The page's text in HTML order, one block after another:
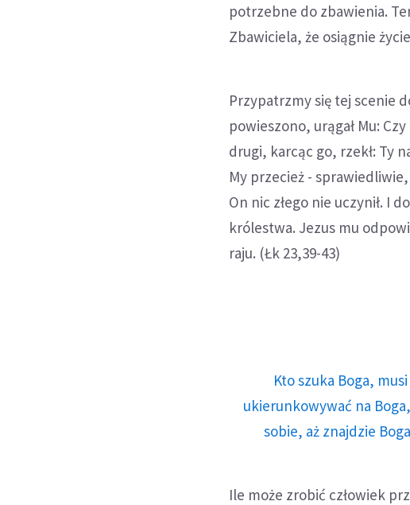
potrzebne do zbawienia.
Zbawiciela, że osiągnie
Przypatrzmy się tej scenie
powieszono, urągał Mu:
drugi, karcąc go, rzekł: Ty
My przecież -
On nic złego nie uczynił. I
królestwa. Jezus mu
raju. (Łk 23,39-43)
Kto szuka Boga,
ukierunkowywać na
sobie, aż znajdzie
Ile może zrobić człowiek